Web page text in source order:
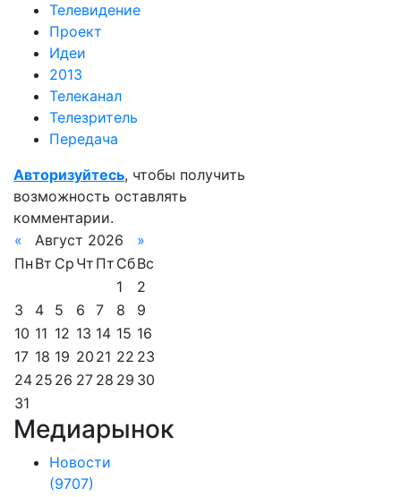
Телевидение
Проект
Идеи
2013
Телеканал
Телезритель
Передача
Авторизуйтесь, чтобы получить
возможность оставлять
комментарии.
«
Август 2026
»
Пн Вт Ср Чт Пт СбВс
1
2
3
4 5 6 7 8
9
10 11 12 13 14 15 16
17 18 19 20 21 22 23
24 25 26 27 28 29 30
31
Медиарынок
Новости
(9707)